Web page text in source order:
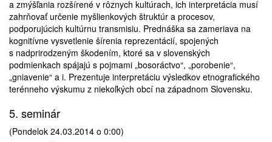
a zmýšľania rozšírené v rôznych kultúrach, ich interpretácia musí
zahrňovať určenie myšlienkových štruktúr a procesov,
podporujúcich kultúrnu transmisiu. Prednáška sa zameriava na
kognitívne vysvetlenie šírenia reprezentácií, spojených
s nadprirodzeným škodením, ktoré sa v slovenských
podmienkach spájajú s pojmami „bosoráctvo“, „porobenie“,
„gniavenie“ a i. Prezentuje interpretáciu výsledkov etnografického
terénneho výskumu z niekoľkých obcí na západnom Slovensku.
5. seminár
(Pondelok 24.03.2014 o 0:00)